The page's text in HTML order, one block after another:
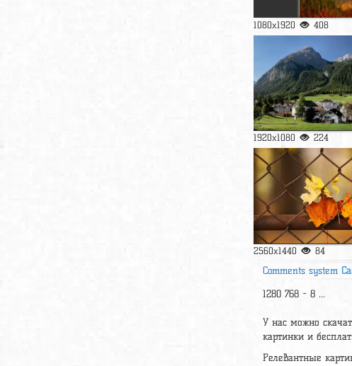
1080x1920 408
1920x1080 224
2560x1440 84
Comments system
1280 768 - 8 ...
У нас можно
картинки и
Релевантные